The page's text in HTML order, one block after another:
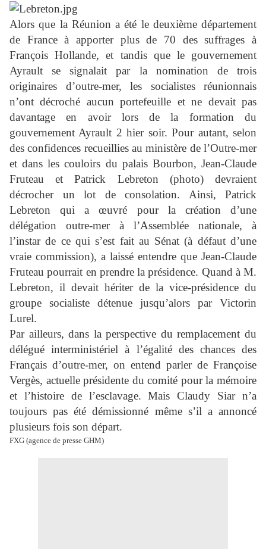
Alors que la Réunion a été le deuxième département
de France à apporter plus de 70 des suffrages à
François Hollande, et tandis que le gouvernement
Ayrault se signalait par la nomination de trois
originaires d’outre-mer, les socialistes réunionnais
n’ont décroché aucun portefeuille et ne devait pas
davantage en avoir lors de la formation du
gouvernement Ayrault 2 hier soir. Pour autant, selon
des confidences recueillies au ministère de l’Outre-mer
et dans les couloirs du palais Bourbon, Jean-Claude
Fruteau et Patrick Lebreton (photo) devraient
décrocher un lot de consolation. Ainsi, Patrick
Lebreton qui a œuvré pour la création d’une
délégation outre-mer à l’Assemblée nationale, à
l’instar de ce qui s’est fait au Sénat (à défaut d’une
vraie commission), a laissé entendre que Jean-Claude
Fruteau pourrait en prendre la présidence. Quand à M.
Lebreton, il devait hériter de la vice-présidence du
groupe socialiste détenue jusqu’alors par Victorin
Lurel.
Par ailleurs, dans la perspective du remplacement du
délégué interministériel à l’égalité des chances des
Français d’outre-mer, on entend parler de Françoise
Vergès, actuelle présidente du comité pour la mémoire
et l’histoire de l’esclavage. Mais Claudy Siar n’a
toujours pas été démissionné même s’il a annoncé
plusieurs fois son départ.
FXG (agence de presse GHM)